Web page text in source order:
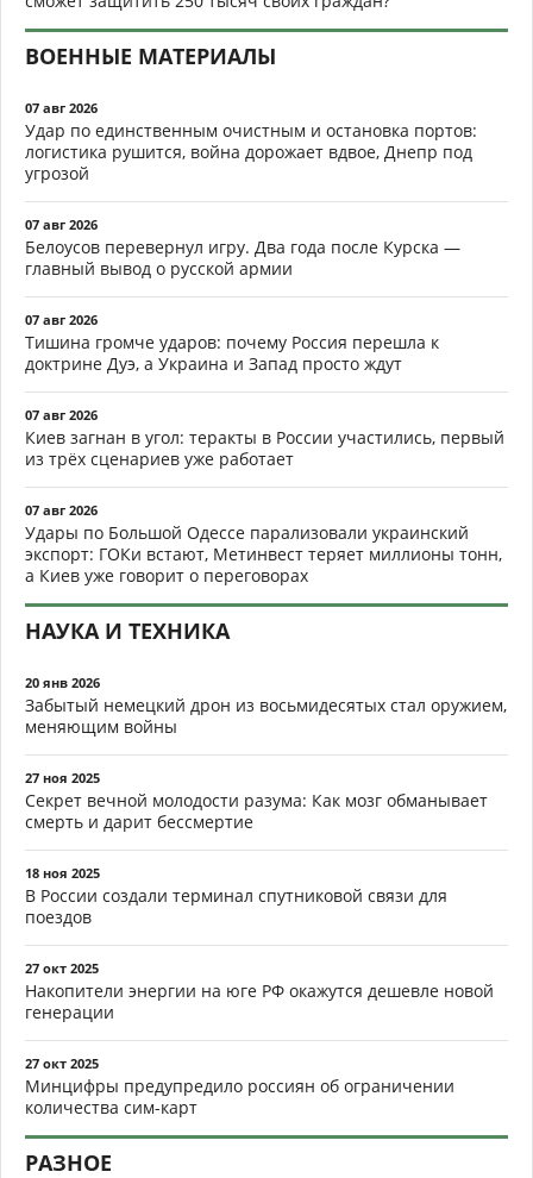
ВОЕННЫЕ МАТЕРИАЛЫ
07 авг 2026
Удар по единственным очистным и остановка портов:
логистика рушится, война дорожает вдвое, Днепр под
угрозой
07 авг 2026
Белоусов перевернул игру. Два года после Курска —
главный вывод о русской армии
07 авг 2026
Тишина громче ударов: почему Россия перешла к
доктрине Дуэ, а Украина и Запад просто ждут
07 авг 2026
Киев загнан в угол: теракты в России участились, первый
из трёх сценариев уже работает
07 авг 2026
Удары по Большой Одессе парализовали украинский
экспорт: ГОКи встают, Метинвест теряет миллионы тонн,
а Киев уже говорит о переговорах
НАУКА И ТЕХНИКА
20 янв 2026
Забытый немецкий дрон из восьмидесятых стал оружием,
меняющим войны
27 ноя 2025
Секрет вечной молодости разума: Как мозг обманывает
смерть и дарит бессмертие
18 ноя 2025
В России создали терминал спутниковой связи для
поездов
27 окт 2025
Накопители энергии на юге РФ окажутся дешевле новой
генерации
27 окт 2025
Минцифры предупредило россиян об ограничении
количества сим-карт
РАЗНОЕ